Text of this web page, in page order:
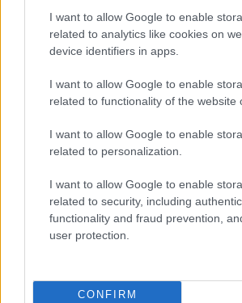
I want to allow Google to enable
related to analytics like cookies on
device identifiers in apps.
I want to allow Google to enable
related to functionality of the website
I want to allow Google to enable
related to personalization.
I want to allow Google to enable
related to security, including
functionality and fraud prevention,
user protection.
CONFIRM